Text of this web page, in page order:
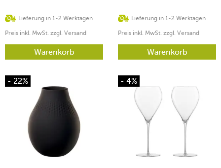
Lieferung in 1-2 Werktagen
Preis inkl. MwSt. zzgl. Versand
Warenkorb
Lieferung in 1-2 Werktagen
Preis inkl. MwSt. zzgl. Versand
Warenkorb
- 22% - 4%